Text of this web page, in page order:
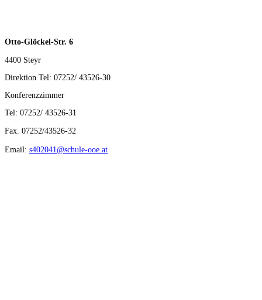
Otto-Glöckel-Str. 6
4400 Steyr
Direktion Tel: 07252/ 43526-30
Konferenzzimmer
Tel: 07252/ 43526-31
Fax. 07252/43526-32
Email: s402041@schule-ooe.at